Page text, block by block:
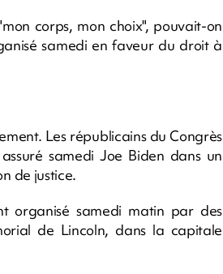
corps, mon choix", pouvait-on
samedi en faveur du droit à
Les républicains du Congrès
samedi Joe Biden dans un
de justice.
organisé samedi matin par des
de Lincoln, dans la capitale